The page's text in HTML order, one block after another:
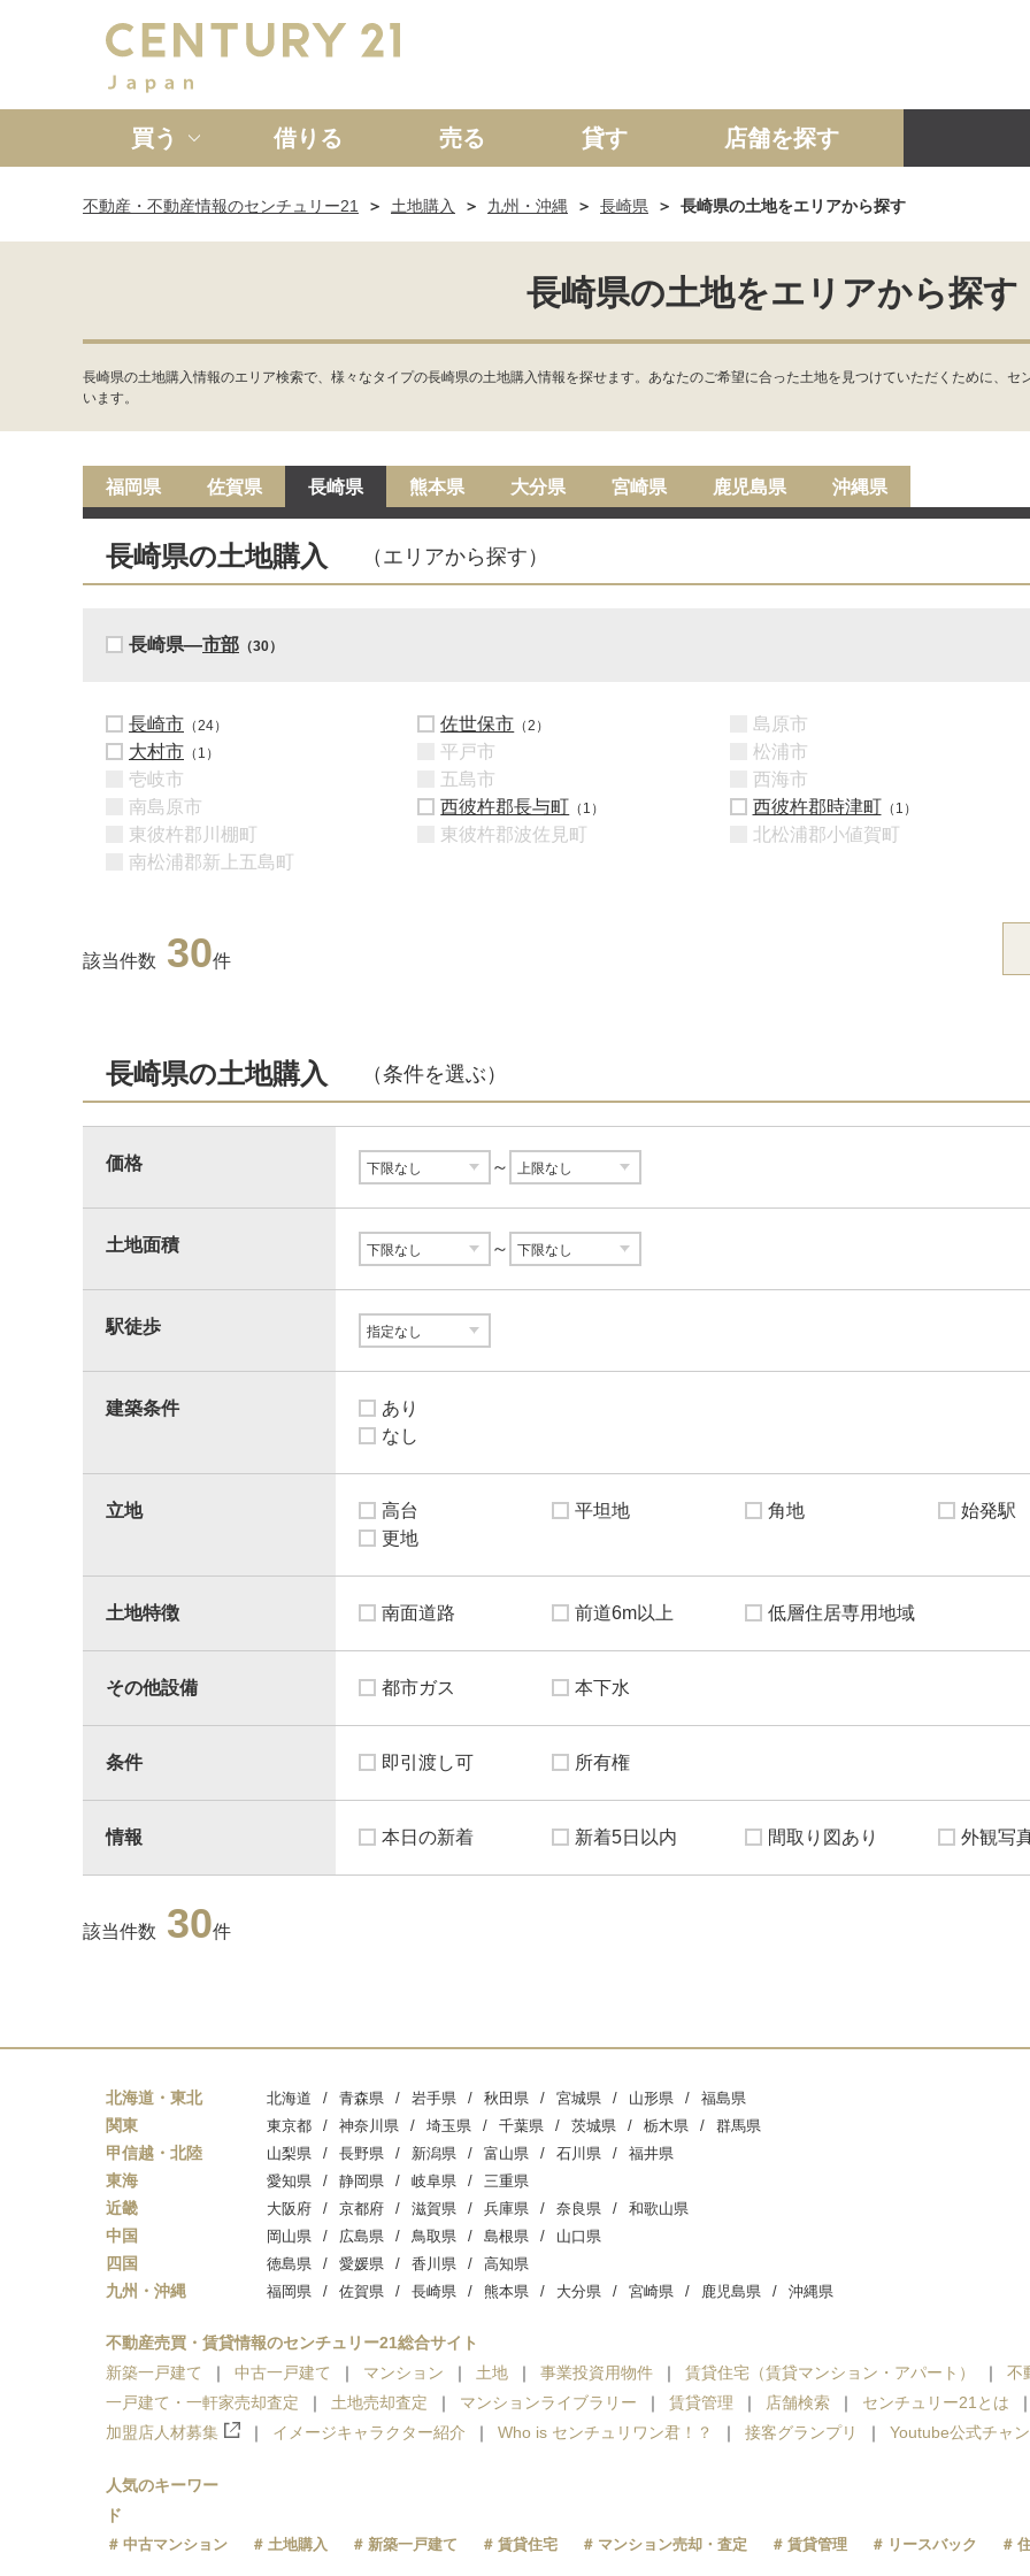
買う
新築一戸建て 中古一戸建て マンション 土地 事業投資用
借りる 売る 貸す 店舗を探す
不動産・不動産情報のセンチュリー21 土地購入 九州・沖縄 長崎県 長崎県の土地をエリアから探す
長崎県の土地をエリアから探す
長崎県の土地購入情報のエリア検索で、様々なタイプの長崎県の土地購入情報を探せます。あなたのご希望に合った土地を見つけていただくために、
います。
福岡県 佐賀県 長崎県 熊本県 大分県 宮崎県 鹿児島県 沖縄県
長崎県の土地購入 （エリアから探す）
長崎県―市部 （30）
長崎市 （24） 佐世保市 （2） 島原市
大村市 （1） 平戸市 松浦市
壱岐市 五島市 西海市
南島原市
西彼杵郡長与町 （1） 西彼杵郡時津町 （1）
東彼杵郡川棚町
東彼杵郡波佐見町 北松浦郡小値賀町
南松浦郡新上五島町
該当件数 30件
長崎県の土地購入 （条件を選ぶ）
価格 ～
土地面積 ～
駅徒歩
建築条件
あり
なし
立地 高台 平坦地 角地 始発駅
更地
土地特徴 南面道路 前道6m以上 低層住居専用地域
その他設備 都市ガス 本下水
条件 即引渡し可 所有権
情報 本日の新着 新着5日以内 間取り図あり 外観写
該当件数 30件
北海道・東北 北海道 青森県 岩手県 秋田県 宮城県 山形県 福島県
関東 東京都 神奈川県 埼玉県 千葉県 茨城県 栃木県 群馬県
甲信越・北陸 山梨県 長野県 新潟県 富山県 石川県 福井県
東海 愛知県 静岡県 岐阜県 三重県
近畿 大阪府 京都府 滋賀県 兵庫県 奈良県 和歌山県
中国 岡山県 広島県 鳥取県 島根県 山口県
四国 徳島県 愛媛県 香川県 高知県
九州・沖縄 福岡県 佐賀県 長崎県 熊本県 大分県 宮崎県 鹿児島県 沖縄県
不動産売買・賃貸情報のセンチュリー21総合サイト
新築一戸建て
中古一戸建て マンション 土地 事業投資用物件 賃貸住宅（賃貸マンション・アパート） 不
一戸建て・一軒家売却査定
土地売却査定 マンションライブラリー 賃貸管理 店舗検索 センチュリー21とは
加盟店人材募集
イメージキャラクター紹介 Who is センチュリワン君！？ 接客グランプリ Youtube公式チャ
人気のキーワー
ド
中古マンション 土地購入 新築一戸建て 賃貸住宅 マンション売却・査定 賃貸管理 リースバック